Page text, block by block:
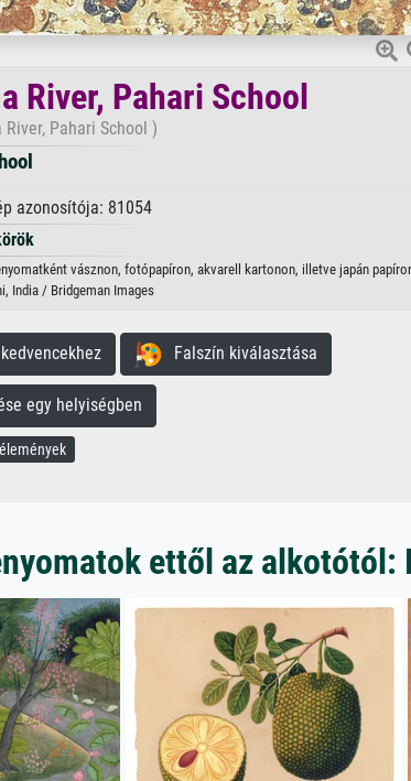
River, Pahari School
Pahari School )
azonosítója: 81054
vásznon, fotópapíron, akvarell kartonon, illetve japán
India / Bridgeman Images
Falszín kiválasztása
egy helyiségben
ettől az alkotótól: